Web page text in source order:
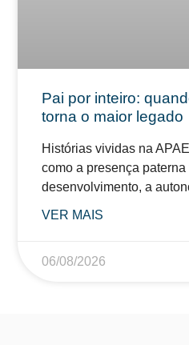
Pai por inteiro:
torna o maior legado
Histórias vividas na
como a presença
desenvolvimento, a
VER MAIS
06/08/2026